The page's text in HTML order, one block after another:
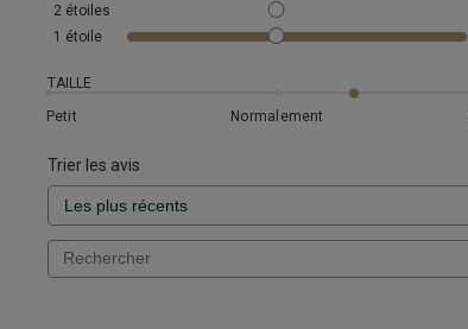
2 étoiles
1 étoile
TAILLE
Petit
Normalement
Trier les avis